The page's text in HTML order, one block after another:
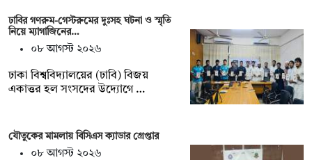
ঢাবির গণরুম-গেস্টরুমের দুঃসহ ঘটনা ও স্মৃতি
নিয়ে ম্যাগাজিনের…
০৮ আগস্ট ২০২৬
ঢাকা বিশ্ববিদ্যালয়ের (ঢাবি) বিজয়
একাত্তর হল সংসদের উদ্যোগে …
যৌতুকের মামলায় বিসিএস ক্যাডার গ্রেপ্তার
০৮ আগস্ট ২০২৬